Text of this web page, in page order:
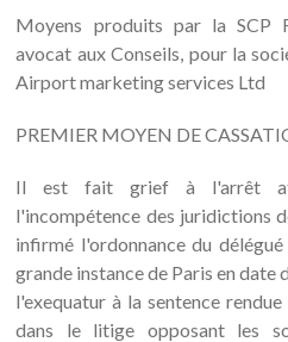
Moyens produits par la SCP
avocat aux Conseils, pour la
Airport marketing services Ltd
PREMIER MOYEN DE
Il est fait grief à l'arrêt
l'incompétence des juridictions
infirmé l'ordonnance du
grande instance de Paris en date
l'exequatur à la sentence
dans le litige opposant les